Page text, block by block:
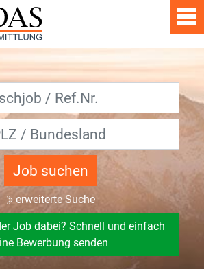
Job suchen
erweiterte Suche
Job dabei? Schnell und einfach
Bewerbung senden